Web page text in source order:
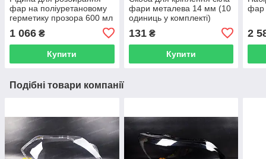
фар на поліуретановому
герметику прозора 600 мл
1 066 ₴
Купити
фари металева 14 мм (10
одиниць у комплекті)
131₴
Купити
фар
2
Подібні товари компанії